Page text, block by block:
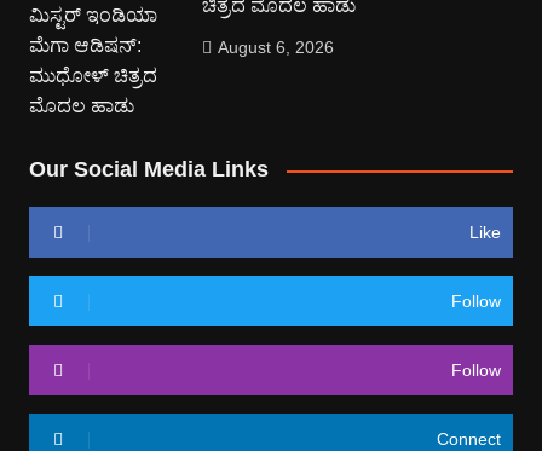
ಚಿತ್ರದ ಮೊದಲ ಹಾಡು
August 6, 2026
Our Social Media Links
Like
Follow
Follow
Connect